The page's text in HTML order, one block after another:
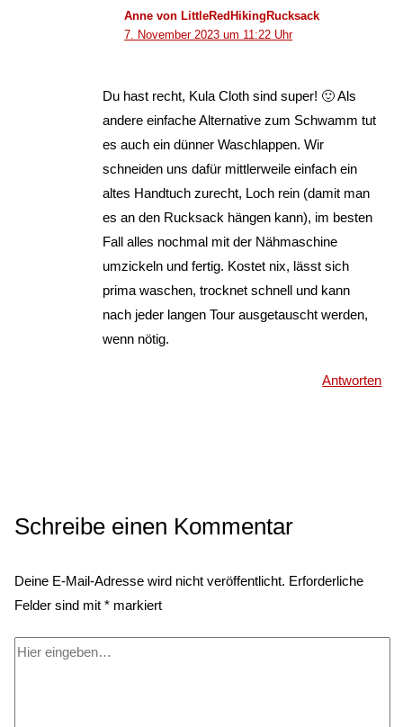
Anne von LittleRedHikingRucksack
7. November 2023 um 11:22 Uhr
Du hast recht, Kula Cloth sind super! 🙂 Als
andere einfache Alternative zum Schwamm tut
es auch ein dünner Waschlappen. Wir
schneiden uns dafür mittlerweile einfach ein
altes Handtuch zurecht, Loch rein (damit man
es an den Rucksack hängen kann), im besten
Fall alles nochmal mit der Nähmaschine
umzickeln und fertig. Kostet nix, lässt sich
prima waschen, trocknet schnell und kann
nach jeder langen Tour ausgetauscht werden,
wenn nötig.
Antworten
Schreibe einen Kommentar
Deine E-Mail-Adresse wird nicht veröffentlicht. Erforderliche
Felder sind mit* markiert
Hier